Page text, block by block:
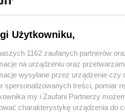
Albanii.
sztukę, a może nawet i
rząd chcą zarobić na
Reklama
Użytkowniku,
1162 zaufanych partnerów
na urządzeniu oraz
wysyłane przez urządzenie
spersonalizowanych treści, pomiar
my i Zaufani Partnerzy
charakterystykę urządzenia do